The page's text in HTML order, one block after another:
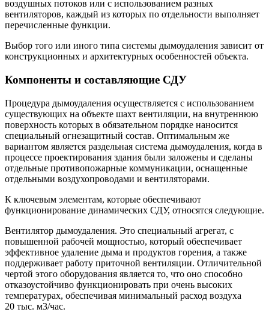
воздушных потоков или с использованием разных
вентиляторов, каждый из которых по отдельности выполняет
перечисленные функции.
Выбор того или иного типа системы дымоудаления зависит от
конструкционных и архитектурных особенностей объекта.
Компоненты и составляющие СДУ
Процедура дымоудаления осуществляется с использованием
существующих на объекте шахт вентиляции, на внутреннюю
поверхность которых в обязательном порядке наносится
специальный огнезащитный состав. Оптимальным же
вариантом является раздельная система дымоудаления, когда в
процессе проектирования здания были заложены и сделаны
отдельные противопожарные коммуникации, оснащенные
отдельными воздухопроводами и вентиляторами.
К ключевым элементам, которые обеспечивают
функционирование динамических СДУ, относятся следующие.
Вентилятор дымоудаления. Это специальный агрегат, с
повышенной рабочей мощностью, который обеспечивает
эффективное удаление дыма и продуктов горения, а также
поддерживает работу приточной вентиляции. Отличительной
чертой этого оборудования является то, что оно способно
отказоустойчиво функционировать при очень высоких
температурах, обеспечивая минимальный расход воздуха
20 тыс. м3/час.